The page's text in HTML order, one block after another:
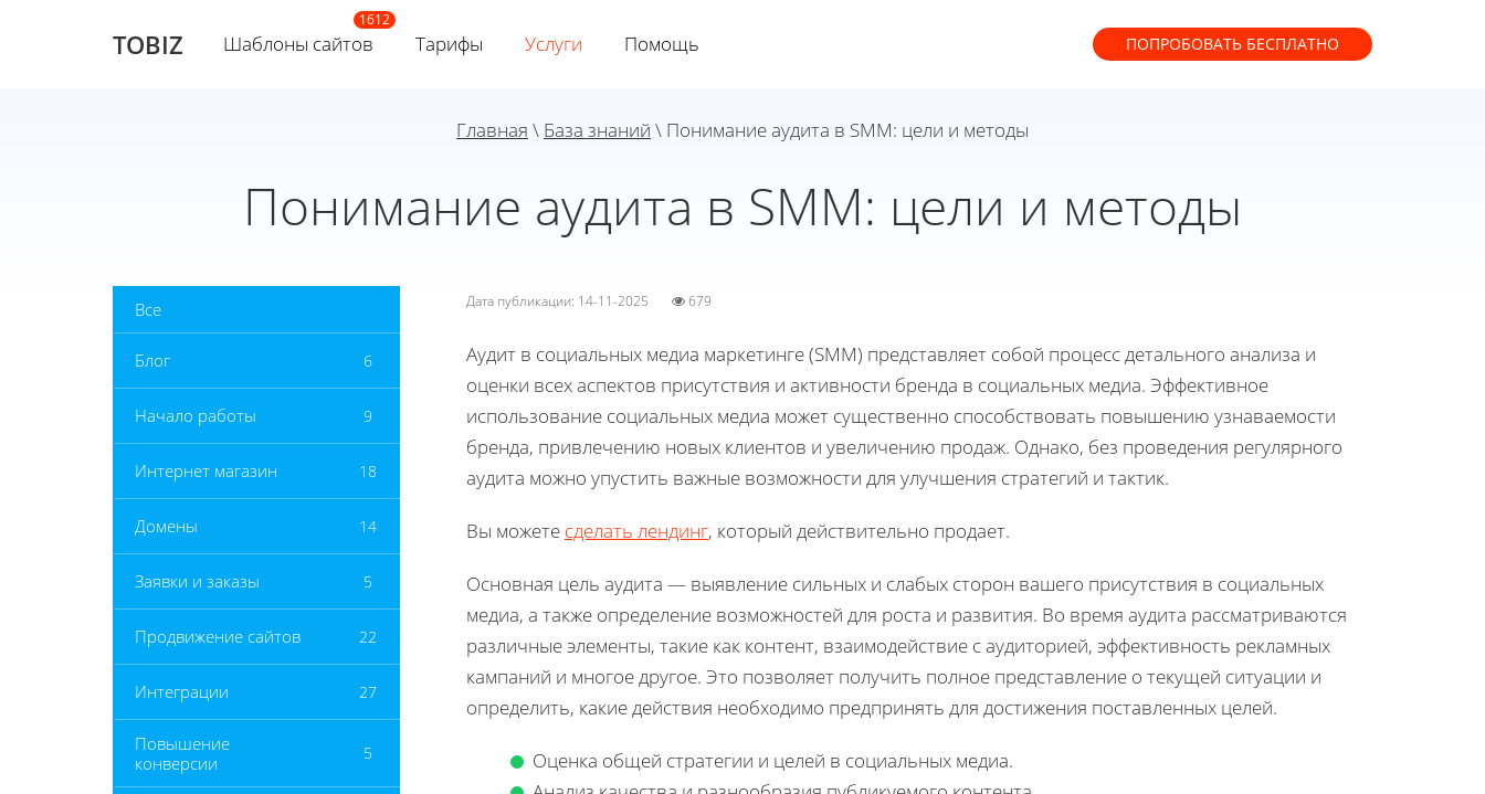
TOBIZ Шаблоны сайтов Тарифы Услуги Помощь ПОПРОБОВАТЬ БЕСПЛАТНО
Главная \ База знаний \ Понимание аудита в SMM: цели и методы
Понимание аудита в SMM: цели и методы
Все
Блог 6
Начало работы 9
Интернет магазин 18
Домены 14
Заявки и заказы 5
Продвижение сайтов 22
Интеграции 27
Повышение
конверсии
5
Дата публикации: 14-11-2025 679
Аудит в социальных медиа маркетинге (SMM) представляет собой процесс детального анализа и
оценки всех аспектов присутствия и активности бренда в социальных медиа. Эффективное
использование социальных медиа может существенно способствовать повышению узнаваемости
бренда, привлечению новых клиентов и увеличению продаж. Однако, без проведения регулярного
аудита можно упустить важные возможности для улучшения стратегий и тактик.
Вы можете сделать лендинг, который действительно продает.
Основная цель аудита — выявление сильных и слабых сторон вашего присутствия в социальных
медиа, а также определение возможностей для роста и развития. Во время аудита рассматриваются
различные элементы, такие как контент, взаимодействие с аудиторией, эффективность рекламных
кампаний и многое другое. Это позволяет получить полное представление о текущей ситуации и
определить, какие действия необходимо предпринять для достижения поставленных целей.
Оценка общей стратегии и целей в социальных медиа.